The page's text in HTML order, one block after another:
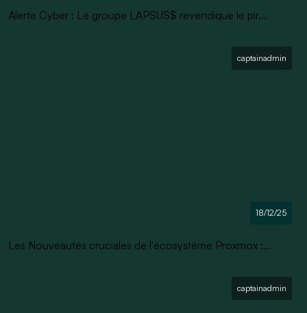
Alerte Cyber : Le groupe LAPSUS$ revendique le pir...
captainadmin
18/12/25
Les Nouveautés cruciales de l'écosystème Proxmox :...
captainadmin